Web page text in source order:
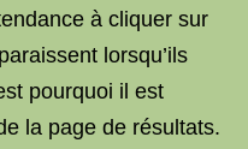
à cliquer sur
lorsqu’ils
pourquoi il est
la page de résultats.